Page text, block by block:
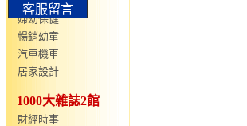
客服留言
婦幼保健
暢銷幼童
汽車機車
居家設計
1000大雜誌2館
財經時事